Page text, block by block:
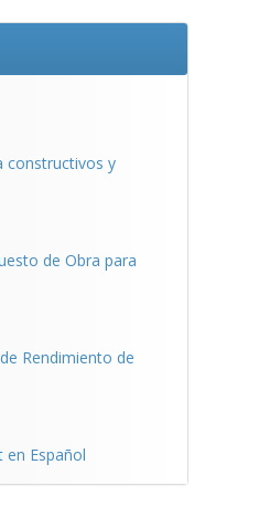
constructivos y
de Obra para
Rendimiento de
en Español